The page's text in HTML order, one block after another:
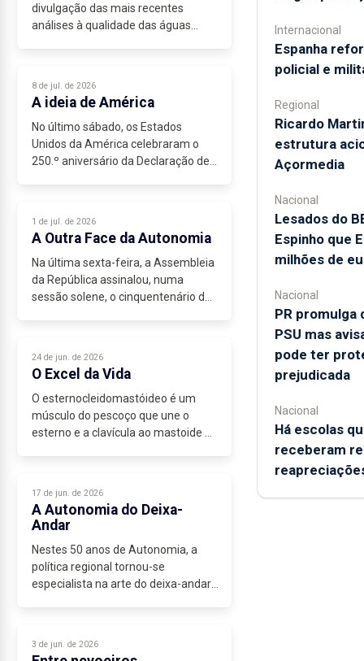
divulgação das mais recentes
análises à qualidade das águas
autoridades...
8 de jul. de 2026
A ideia de América
No último sábado, os Estados
Unidos da América celebraram o
250.º aniversário da Declaração de
1 de jul. de 2026
A Outra Face da Autonomia
Na última sexta-feira, a Assembleia
da República assinalou, numa
sessão solene, o cinquentenário das
cerimónia...
24 de jun. de 2026
O Excel da Vida
O esternocleidomastóideo é um
músculo do pescoço que une o
esterno e a clavícula ao mastoide do
nome ganhou...
17 de jun. de 2026
A Autonomia do Deixa-
Andar
Nestes 50 anos de Autonomia, a
política regional tornou-se
especialista na arte do deixa-andar.
3 de jun. de 2026
Internacional
Espanha
policial e
Regional
Ricardo
estrutura
Açormedia
Nacional
Lesados do
Espinho que
milhões de
Nacional
PR
PSU mas
pode ter
prejudicada
Nacional
Há escolas
receberam